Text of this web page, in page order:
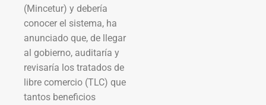
(Mincetur) y debería
conocer el sistema, ha
anunciado que, de llegar
al gobierno, auditaría y
revisaría los tratados de
libre comercio (TLC) que
tantos beneficios